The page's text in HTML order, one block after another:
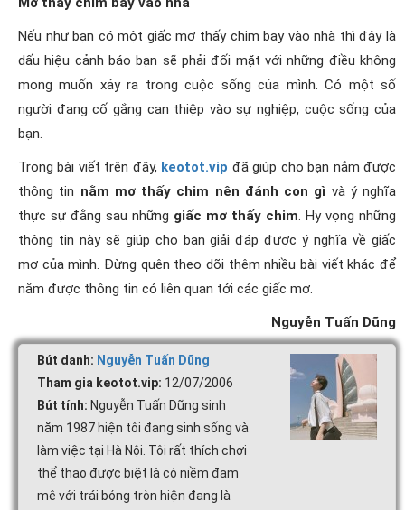
Nếu như bạn có một giấc mơ thấy chim bay vào nhà thì đây là
dấu hiệu cảnh báo bạn sẽ phải đối mặt với những điều không
mong muốn xảy ra trong cuộc sống của mình. Có một số
người đang cố gắng can thiệp vào sự nghiệp, cuộc sống của
bạn.
Trong bài viết trên đây, keotot.vip đã giúp cho bạn nắm được
thông tin nằm mơ thấy chim nên đánh con gì và ý nghĩa
thực sự đằng sau những giấc mơ thấy chim. Hy vọng những
thông tin này sẽ giúp cho bạn giải đáp được ý nghĩa về giấc
mơ của mình. Đừng quên theo dõi thêm nhiều bài viết khác để
nắm được thông tin có liên quan tới các giấc mơ.
Nguyễn Tuấn Dũng
Bút danh: Nguyễn Tuấn Dũng
Tham gia keotot.vip: 12/07/2006
Bút tính: Nguyễn Tuấn Dũng sinh
năm 1987 hiện tôi đang sinh sống và
làm việc tại Hà Nội. Tôi rất thích chơi
thể thao được biệt là có niềm đam
mê với trái bóng tròn hiện đang là